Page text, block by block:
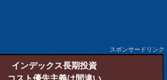
スポンサードリンク
インデックス長期投資